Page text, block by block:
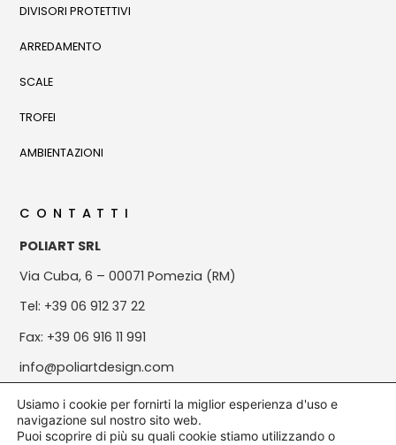
DIVISORI PROTETTIVI
ARREDAMENTO
SCALE
TROFEI
AMBIENTAZIONI
CONTATTI
POLIART SRL
Via Cuba, 6 – 00071 Pomezia (RM)
Tel: +39 06 912 37 22
Fax: +39 06 916 11 991
info@poliartdesign.com
© All rights reserved | P.Iva: 08820881004
Usiamo i cookie per fornirti la miglior esperienza d'uso e
navigazione sul nostro sito web.
Puoi scoprire di più su quali cookie stiamo utilizzando o